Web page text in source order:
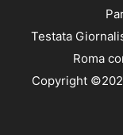
Testata
Roma
Copyright